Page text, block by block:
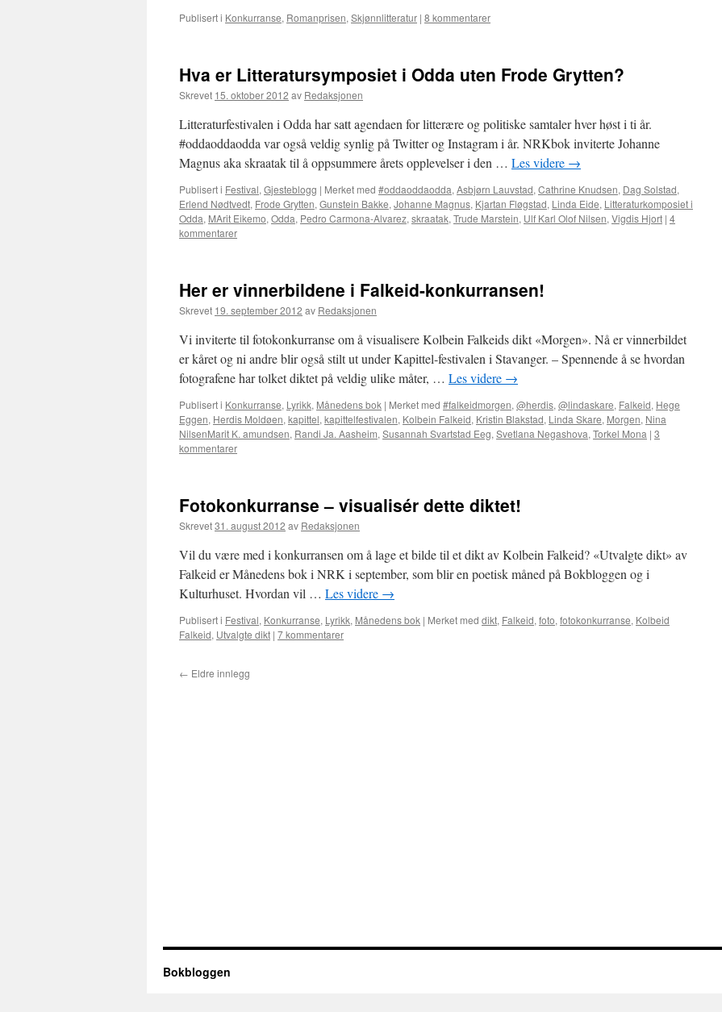
Publisert i Konkurranse, Romanprisen, Skjønnlitteratur | 8 kommentarer
Hva er Litteratursymposiet i Odda uten Frode Grytten?
Skrevet 15. oktober 2012 av Redaksjonen
Litteraturfestivalen i Odda har satt agendaen for litterære og politiske samtaler hver høst i ti år.
#oddaoddaodda var også veldig synlig på Twitter og Instagram i år. NRKbok inviterte Johanne
Magnus aka skraatak til å oppsummere årets opplevelser i den … Les videre →
Publisert i Festival, Gjesteblogg | Merket med #oddaoddaodda, Asbjørn Lauvstad, Cathrine Knudsen, Dag Solstad,
Erlend Nødtvedt, Frode Grytten, Gunstein Bakke, Johanne Magnus, Kjartan Fløgstad, Linda Eide, Litteraturkomposiet i
Odda, MArit Eikemo, Odda, Pedro Carmona-Alvarez, skraatak, Trude Marstein, Ulf Karl Olof Nilsen, Vigdis Hjort | 4
kommentarer
Her er vinnerbildene i Falkeid-konkurransen!
Skrevet 19. september 2012 av Redaksjonen
Vi inviterte til fotokonkurranse om å visualisere Kolbein Falkeids dikt «Morgen». Nå er vinnerbildet
er kåret og ni andre blir også stilt ut under Kapittel-festivalen i Stavanger. – Spennende å se hvordan
fotografene har tolket diktet på veldig ulike måter, … Les videre →
Publisert i Konkurranse, Lyrikk, Månedens bok | Merket med #falkeidmorgen, @herdis, @lindaskare, Falkeid, Hege
Eggen, Herdis Moldøen, kapittel, kapittelfestivalen, Kolbein Falkeid, Kristin Blakstad, Linda Skare, Morgen, Nina
NilsenMarit K. amundsen, Randi Ja. Aasheim, Susannah Svartstad Eeg, Svetlana Negashova, Torkel Mona | 3
kommentarer
Fotokonkurranse – visualisér dette diktet!
Skrevet31. august 2012 av Redaksjonen
Vil du være med i konkurransen om å lage et bilde til et dikt av Kolbein Falkeid? «Utvalgte dikt» av
Falkeid er Månedens bok i NRK i september, som blir en poetisk måned på Bokbloggen og i
Kulturhuset. Hvordan vil … Les videre →
Publisert i Festival, Konkurranse, Lyrikk, Månedens bok | Merket med dikt, Falkeid, foto, fotokonkurranse, Kolbeid
Falkeid, Utvalgte dikt | 7 kommentarer
← Eldre innlegg
Bokbloggen